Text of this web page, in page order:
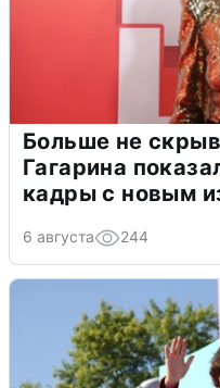
Больше не
Гагарина
кадры с новым
6 августа 244